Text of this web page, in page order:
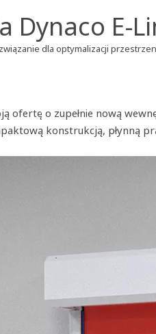
Dynaco E-
dla optymalizacji
ofertę o zupełnie nową
konstrukcją, płynną